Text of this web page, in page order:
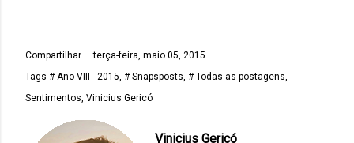
Compartilhar
terça-feira, maio 05, 2015
Tags # Ano VIII - 2015 # Snapsposts # Todas as postagens
Sentimentos Vinicius Gericó
Vinicius Gericó